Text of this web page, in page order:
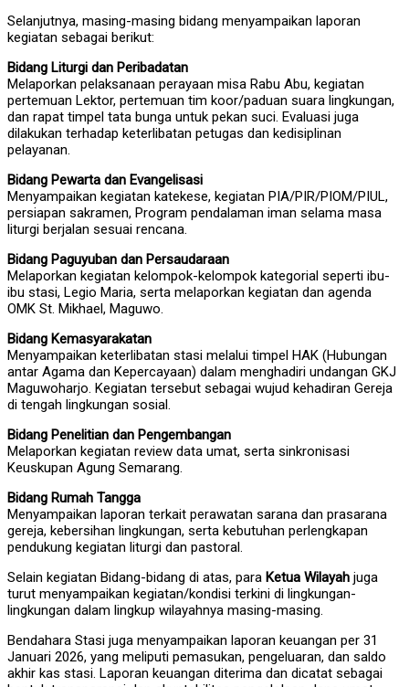
Selanjutnya, masing-masing bidang menyampaikan laporan
kegiatan sebagai berikut:
Bidang Liturgi dan Peribadatan
Melaporkan pelaksanaan perayaan misa Rabu Abu, kegiatan
pertemuan Lektor, pertemuan tim koor/paduan suara lingkungan,
dan rapat timpel tata bunga untuk pekan suci. Evaluasi juga
dilakukan terhadap keterlibatan petugas dan kedisiplinan
pelayanan.
Bidang Pewarta dan Evangelisasi
Menyampaikan kegiatan katekese, kegiatan PIA/PIR/PIOM/PIUL,
persiapan sakramen, Program pendalaman iman selama masa
liturgi berjalan sesuai rencana.
Bidang Paguyuban dan Persaudaraan
Melaporkan kegiatan kelompok-kelompok kategorial seperti ibu-
ibu stasi, Legio Maria, serta melaporkan kegiatan dan agenda
OMK St. Mikhael, Maguwo.
Bidang Kemasyarakatan
Menyampaikan keterlibatan stasi melalui timpel HAK (Hubungan
antar Agama dan Kepercayaan) dalam menghadiri undangan GKJ
Maguwoharjo. Kegiatan tersebut sebagai wujud kehadiran Gereja
di tengah lingkungan sosial.
Bidang Penelitian dan Pengembangan
Melaporkan kegiatan review data umat, serta sinkronisasi
Keuskupan Agung Semarang.
Bidang Rumah Tangga
Menyampaikan laporan terkait perawatan sarana dan prasarana
gereja, kebersihan lingkungan, serta kebutuhan perlengkapan
pendukung kegiatan liturgi dan pastoral.
Selain kegiatan Bidang-bidang di atas, para Ketua Wilayah juga
turut menyampaikan kegiatan/kondisi terkini di lingkungan-
lingkungan dalam lingkup wilayahnya masing-masing.
Bendahara Stasi juga menyampaikan laporan keuangan per 31
Januari 2026, yang meliputi pemasukan, pengeluaran, dan saldo
akhir kas stasi. Laporan keuangan diterima dan dicatat sebagai